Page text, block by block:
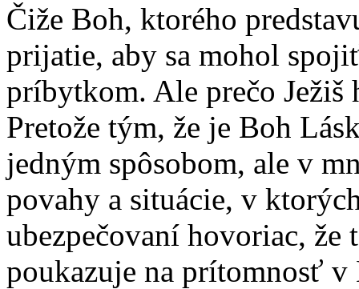
Čiže Boh, ktorého
prijatie, aby sa mohol
príbytkom. Ale prečo
Pretože tým, že je Boh
jedným spôsobom, ale v
povahy a situácie, v
ubezpečovaní hovoriac, že
poukazuje na prítomnosť v